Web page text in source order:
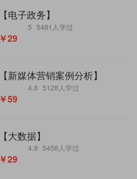
【电子政务】
5 5481人学过
￥29
【新媒体营销案例分析】
4.8 5128人学过
￥59
【大数据】
4.9 5458人学过
￥29